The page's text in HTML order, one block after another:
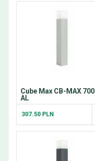
Cube Max CB-MAX 700
AL
307.50 PLN